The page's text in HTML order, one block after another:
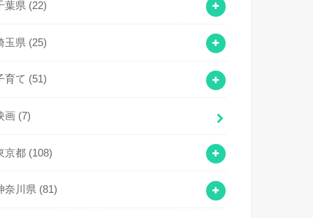
葉県 (22)
玉県 (25)
育て (51)
画 (7)
京都 (108)
奈川県 (81)